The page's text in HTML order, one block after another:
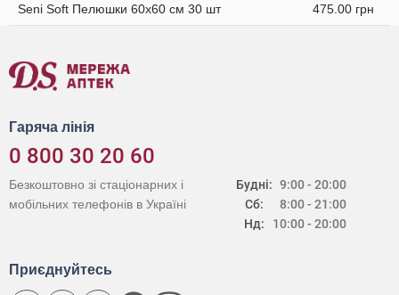
Seni Soft Пелюшки 60х60 см 30 шт 475.00 грн
Гаряча лінія
0 800 30 20 60
Будні:
Сб:
Нд:
9:00 - 20:00
8:00 - 21:00
10:00 - 20:00
Безкоштовно зі стаціонарних і
мобільних телефонів в Україні
Приєднуйтесь